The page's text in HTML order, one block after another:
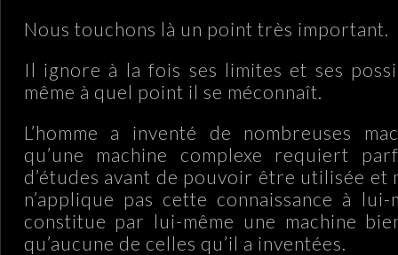
Nous touchons là un point très important.
Il ignore à la fois ses limites et ses
même à quel point il se méconnaît.
L’homme a inventé de nombreuses
qu’une machine complexe requiert
d’études avant de pouvoir être utilisée et
n’applique pas cette connaissance à lui-
constitue par lui-même une machine
qu’aucune de celles qu’il a inventées.